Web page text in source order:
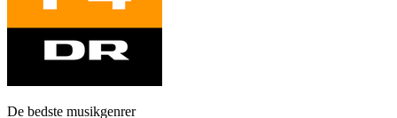
De bedste musikgenrer